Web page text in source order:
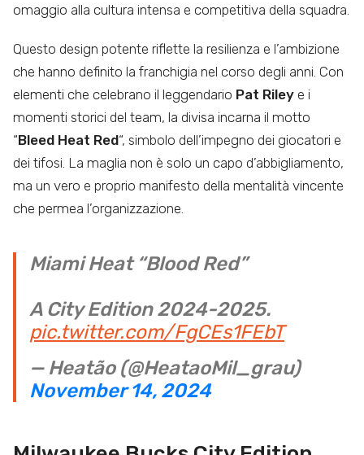
omaggio alla cultura intensa e competitiva della squadra.
Questo design potente riflette la resilienza e l’ambizione
che hanno definito la franchigia nel corso degli anni. Con
elementi che celebrano il leggendario Pat Riley e i
momenti storici del team, la divisa incarna il motto
“Bleed Heat Red“, simbolo dell’impegno dei giocatori e
dei tifosi. La maglia non è solo un capo d’abbigliamento,
ma un vero e proprio manifesto della mentalità vincente
che permea l’organizzazione.
Miami Heat “Blood Red”
A City Edition 2024-2025.
pic.twitter.com/FgCEs1FEbT
— Heatão (@HeataoMil_grau)
November 14, 2024